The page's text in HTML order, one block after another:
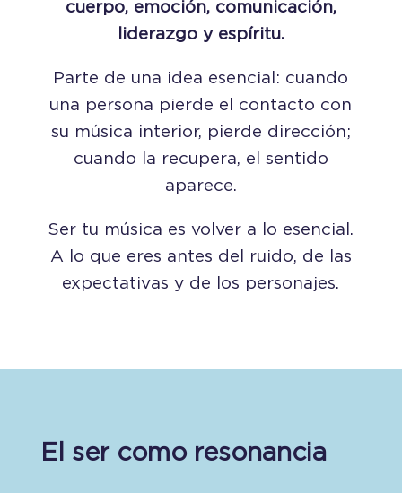
cuerpo, emoción, comunicación,
liderazgo y espíritu.
Parte de una idea esencial: cuando
una persona pierde el contacto con
su música interior, pierde dirección;
cuando la recupera, el sentido
aparece.
Ser tu música es volver a lo esencial.
A lo que eres antes del ruido, de las
expectativas y de los personajes.
El ser como resonancia